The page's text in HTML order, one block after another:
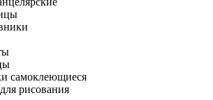
самоклеющиеся
рисования